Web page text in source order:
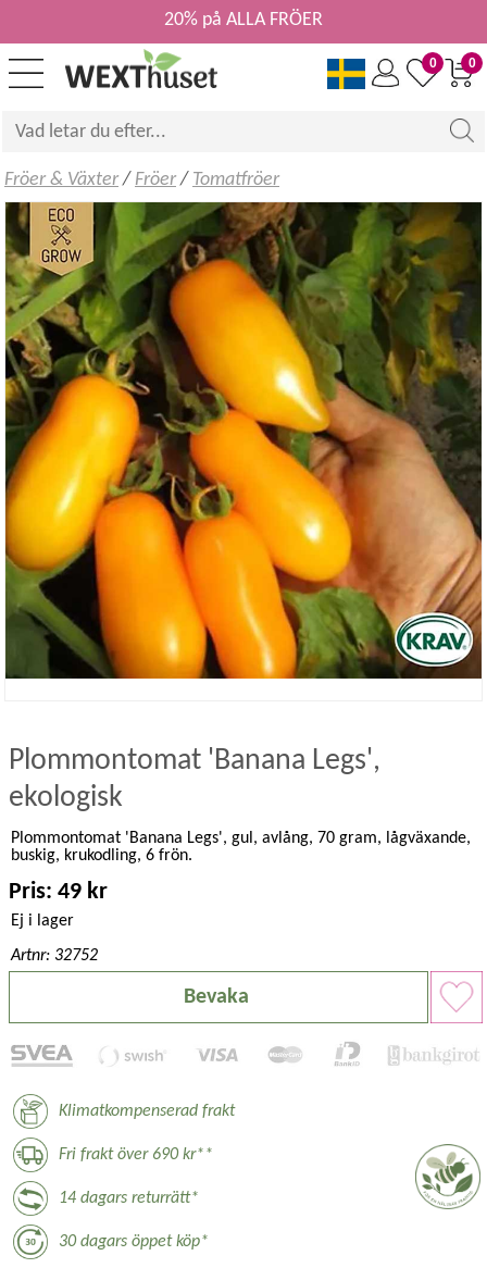
0
0
20% på ALLA FRÖER
Fröer & Växter/ Fröer/ Tomatfröer
Plommontomat 'Banana Legs',
ekologisk
Plommontomat 'Banana Legs', gul, avlång, 70 gram, lågväxande,
buskig, krukodling, 6 frön.
Pris: 49 kr
Ej i lager
Artnr: 32752
Bevaka
Klimatkompenserad frakt
Fri frakt över 690 kr**
14 dagars returrätt*
30 dagars öppet köp*